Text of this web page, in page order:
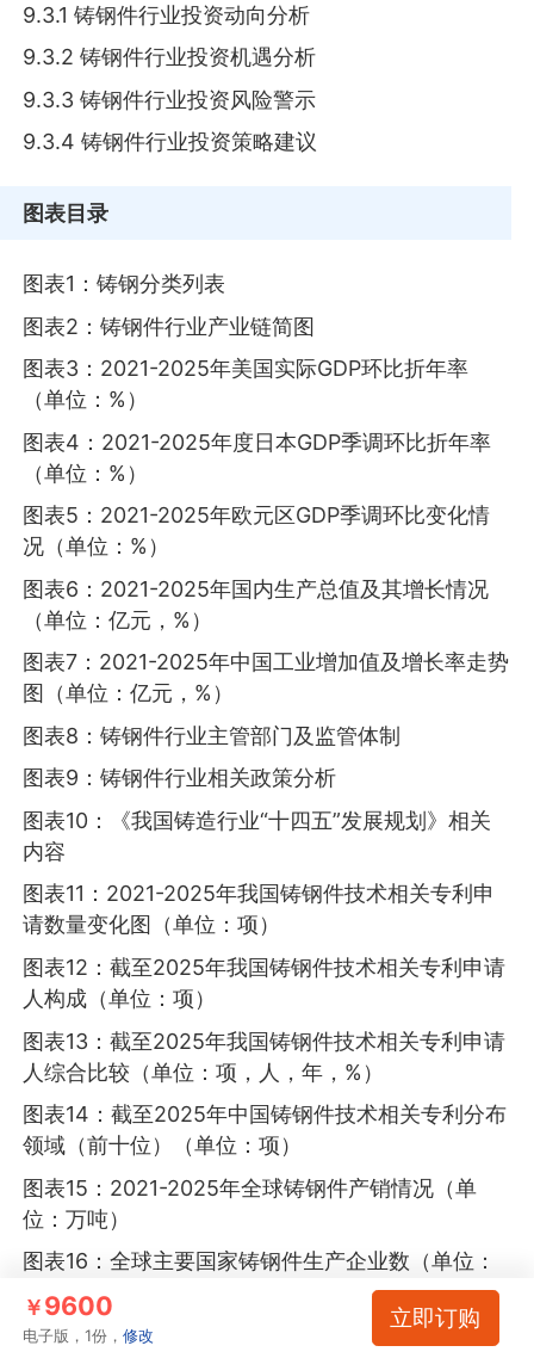
9.3.1 铸钢件行业投资动向分析
9.3.2 铸钢件行业投资机遇分析
9.3.3 铸钢件行业投资风险警示
9.3.4 铸钢件行业投资策略建议
图表目录
图表1：铸钢分类列表
图表2：铸钢件行业产业链简图
图表3：2021-2025年美国实际GDP环比折年率
（单位：%）
图表4：2021-2025年度日本GDP季调环比折年率
（单位：%）
图表5：2021-2025年欧元区GDP季调环比变化情
况（单位：%）
图表6：2021-2025年国内生产总值及其增长情况
（单位：亿元，%）
图表7：2021-2025年中国工业增加值及增长率走势
图（单位：亿元，%）
图表8：铸钢件行业主管部门及监管体制
图表9：铸钢件行业相关政策分析
图表10：《我国铸造行业“十四五”发展规划》相关
内容
图表11：2021-2025年我国铸钢件技术相关专利申
请数量变化图（单位：项）
图表12：截至2025年我国铸钢件技术相关专利申请
人构成（单位：项）
图表13：截至2025年我国铸钢件技术相关专利申请
人综合比较（单位：项，人，年，%）
图表14：截至2025年中国铸钢件技术相关专利分布
领域（前十位）（单位：项）
图表15：2021-2025年全球铸钢件产销情况（单
位：万吨）
图表16：全球主要国家铸钢件生产企业数（单位：
家）
图表17：2025年全球铸件产品结构（单位：%）
￥9600
电子版，1份，修改
立即订购